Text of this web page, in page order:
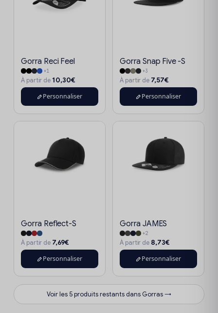
Gorra Reci Feel
+1
À partir de 10,30€
Personnaliser
Gorra Snap Five -S
+3
À partir de 7,57€
Personnaliser
Gorra Reflect-S
À partir de 7,69€
Personnaliser
Gorra JAMES
+2
À partir de 8,73€
Personnaliser
Voir les 5 produits restants dans Gorras →